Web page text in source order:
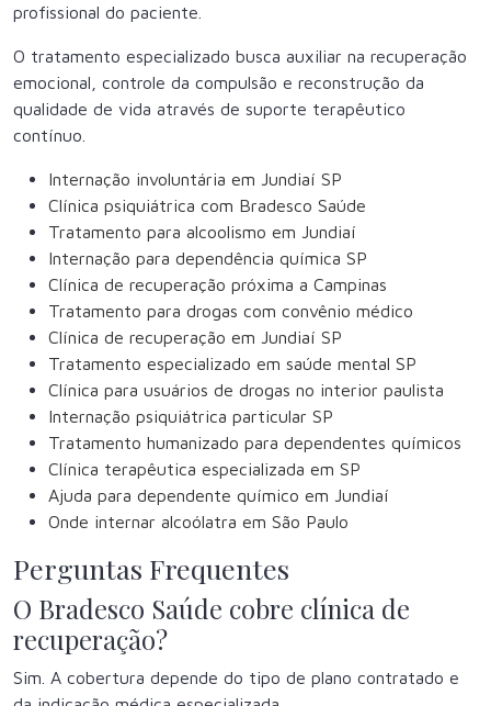
profissional do paciente.
O tratamento especializado busca auxiliar na recuperação
emocional, controle da compulsão e reconstrução da
qualidade de vida através de suporte terapêutico
contínuo.
Internação involuntária em Jundiaí SP
Clínica psiquiátrica com Bradesco Saúde
Tratamento para alcoolismo em Jundiaí
Internação para dependência química SP
Clínica de recuperação próxima a Campinas
Tratamento para drogas com convênio médico
Clínica de recuperação em Jundiaí SP
Tratamento especializado em saúde mental SP
Clínica para usuários de drogas no interior paulista
Internação psiquiátrica particular SP
Tratamento humanizado para dependentes químicos
Clínica terapêutica especializada em SP
Ajuda para dependente químico em Jundiaí
Onde internar alcoólatra em São Paulo
Perguntas Frequentes
O Bradesco Saúde cobre clínica de
recuperação?
Sim. A cobertura depende do tipo de plano contratado e